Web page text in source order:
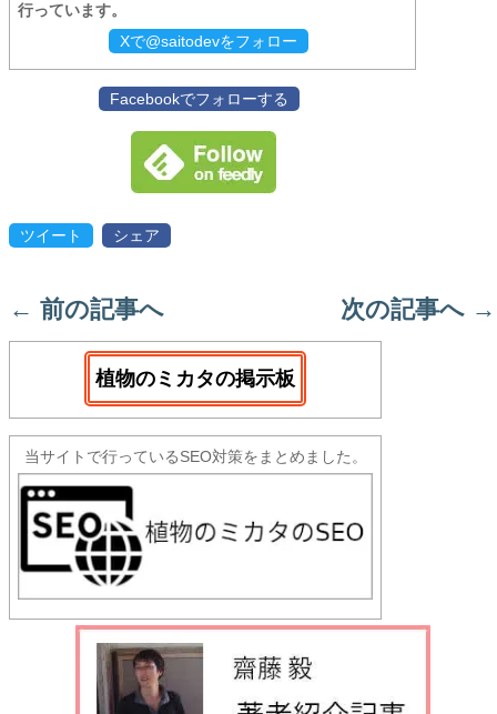
行っています。
Xで@saitodevをフォロー
Facebookでフォローする
ツイート シェア
← 前の記事へ 次の記事へ →
植物のミカタの掲示板
当サイトで行っているSEO対策をまとめました。